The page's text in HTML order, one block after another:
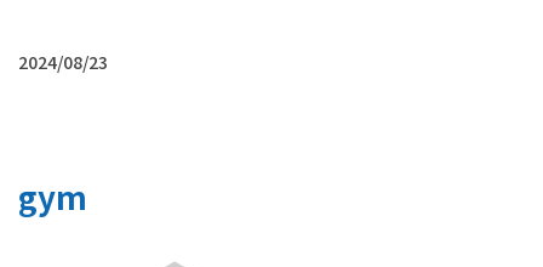
2024/08/23
gym